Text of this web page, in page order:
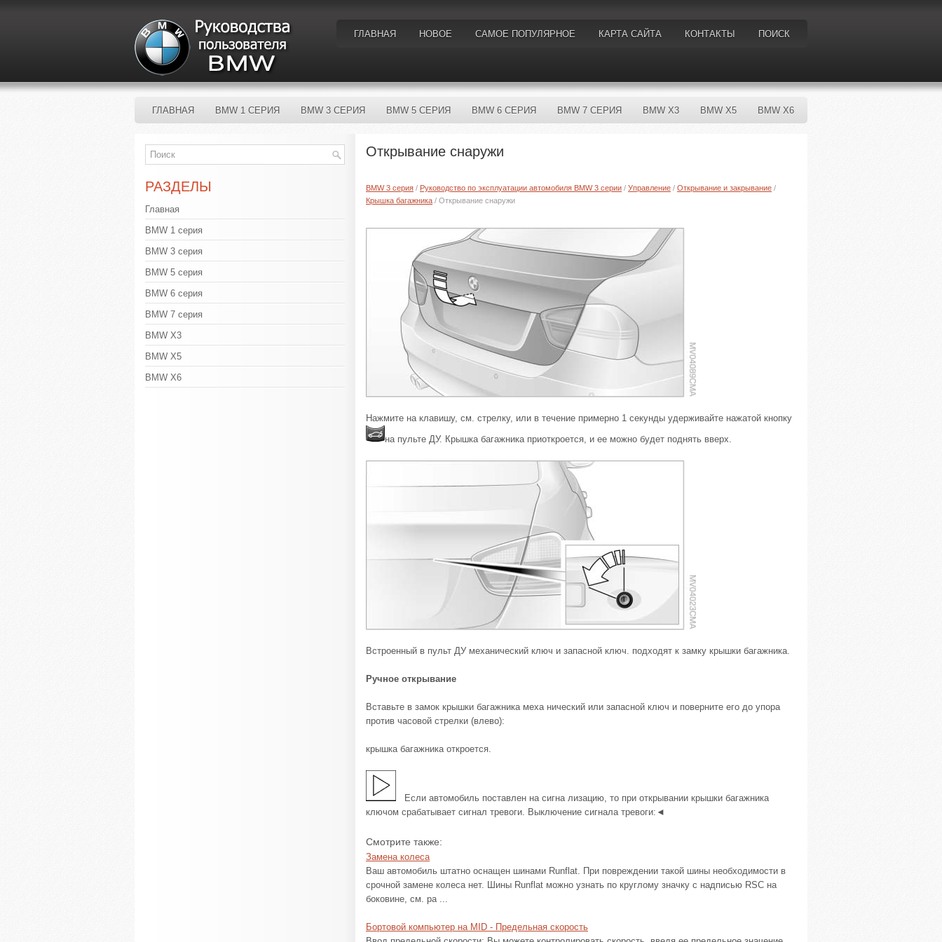
ГЛАВНАЯ НОВОЕ САМОЕ ПОПУЛЯРНОЕ КАРТА САЙТА КОНТАКТЫ ПОИСК
ГЛАВНАЯ BMW 1 СЕРИЯ BMW 3 СЕРИЯ BMW 5 СЕРИЯ BMW 6 СЕРИЯ BMW 7 СЕРИЯ BMW X3 BMW X5 BMW X6
Открывание снаружи
BMW 3 серия / Руководство по эксплуатации автомобиля BMW 3 серии / Управление / Открывание и закрывание /
Крышка багажника / Открывание снаружи
Нажмите на клавишу, см. стрелку, или в течение примерно 1 секунды удерживайте нажатой кнопку
на пульте ДУ. Крышка багажника приоткроется, и ее можно будет поднять вверх.
Встроенный в пульт ДУ механический ключ и запасной ключ. подходят к замку крышки багажника.
Ручное открывание
Вставьте в замок крышки багажника меха нический или запасной ключ и поверните его до упора
против часовой стрелки (влево):
крышка багажника откроется.
Если автомобиль поставлен на сигна лизацию, то при открывании крышки багажника
ключом срабатывает сигнал тревоги. Выключение сигнала тревоги:◄
Смотрите также:
Замена колеса
Ваш автомобиль штатно оснащен шинами Runflat. При повреждении такой шины необходимости в
срочной замене колеса нет. Шины Runflat можно узнать по круглому значку с надписью RSC на
боковине, см. ра ...
Бортовой компьютер на MID - Предельная скорость
РАЗДЕЛЫ
Главная
BMW 1 серия
BMW 3 серия
BMW 5 серия
BMW 6 серия
BMW 7 серия
BMW X3
BMW X5
BMW X6